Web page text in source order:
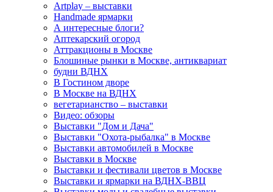
Artplay – выставки
Handmade ярмарки
А интересные блоги?
Аптекарский огород
Аттракционы в Москве
Блошиные рынки в Москве, антиквариат
будни ВДНХ
В Гостином дворе
В Москве на ВДНХ
вегетарианство – выставки
Видео: обзоры
Выставки "Дом и Дача"
Выставки "Охота-рыбалка" в Москве
Выставки автомобилей в Москве
Выставки в Москве
Выставки и фестивали цветов в Москве
Выставки и ярмарки на ВДНХ-ВВЦ